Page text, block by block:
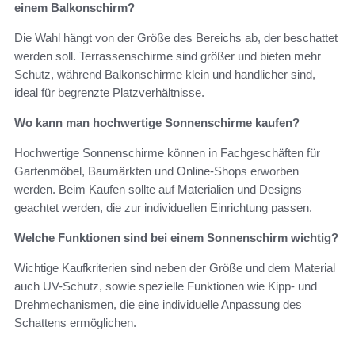
einem Balkonschirm?
Die Wahl hängt von der Größe des Bereichs ab, der beschattet
werden soll. Terrassenschirme sind größer und bieten mehr
Schutz, während Balkonschirme klein und handlicher sind,
ideal für begrenzte Platzverhältnisse.
Wo kann man hochwertige Sonnenschirme kaufen?
Hochwertige Sonnenschirme können in Fachgeschäften für
Gartenmöbel, Baumärkten und Online-Shops erworben
werden. Beim Kaufen sollte auf Materialien und Designs
geachtet werden, die zur individuellen Einrichtung passen.
Welche Funktionen sind bei einem Sonnenschirm wichtig?
Wichtige Kaufkriterien sind neben der Größe und dem Material
auch UV-Schutz, sowie spezielle Funktionen wie Kipp- und
Drehmechanismen, die eine individuelle Anpassung des
Schattens ermöglichen.